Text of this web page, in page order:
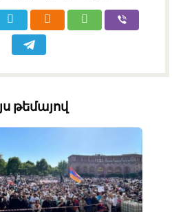
թեմայով